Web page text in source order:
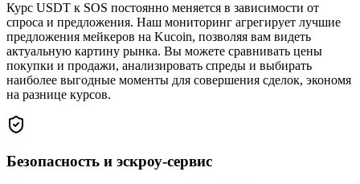
Курс USDT к SOS постоянно меняется в зависимости от
спроса и предложения. Наш мониторинг агрегирует лучшие
предложения мейкеров на Kucoin, позволяя вам видеть
актуальную картину рынка. Вы можете сравнивать цены
покупки и продажи, анализировать спреды и выбирать
наиболее выгодные моменты для совершения сделок, экономя
на разнице курсов.
Безопасность и эскроу-сервис